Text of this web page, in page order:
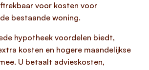
voor kosten voor
bestaande woning.
hypotheek voordelen biedt,
kosten en hogere maandelijkse
U betaalt advieskosten,